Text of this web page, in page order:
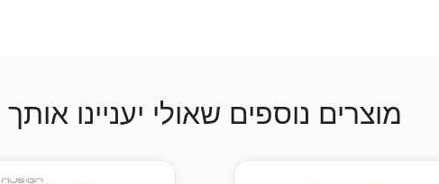
מוצרים נוספים שאולי יעניינו אותך